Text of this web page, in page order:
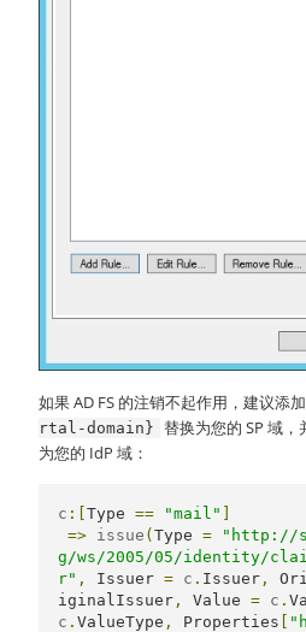
如果 AD FS 的注销不起作用，建议添
rtal-domain} 替换为您的 SP 域，
为您的 IdP 域：
c :[Type == "mail" ]
=> issue (Type =
"http://
g/ws/2005/05/identity/
r" , Issuer = c . Issuer ,
iginalIssuer , Value = c .
c . ValueType , Properties [